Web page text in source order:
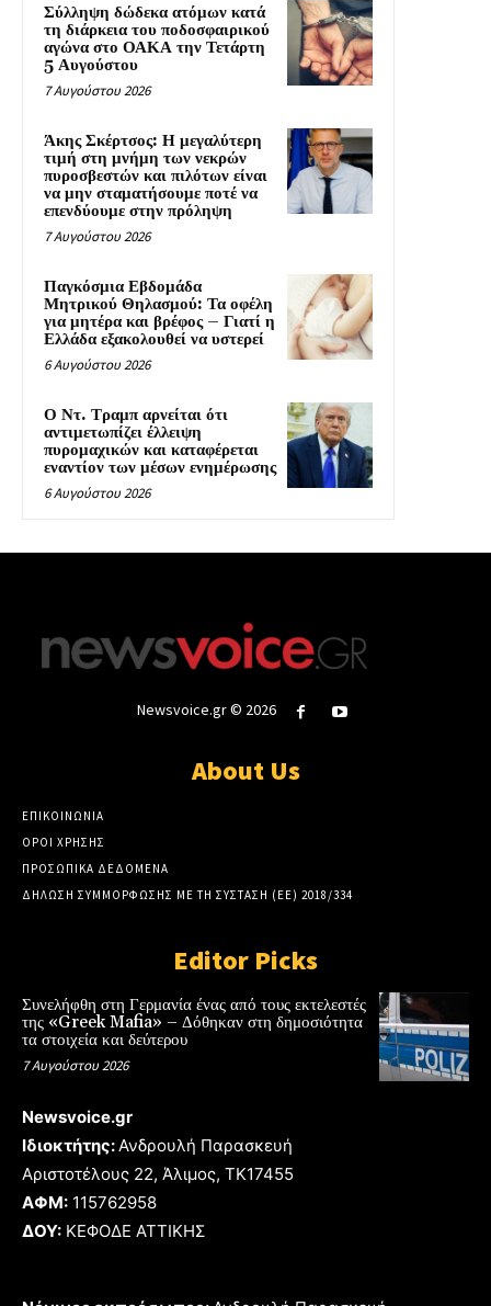
Σύλληψη δώδεκα ατόμων κατά
τη διάρκεια του ποδοσφαιρικού
αγώνα στο ΟΑΚΑ την Τετάρτη
5 Αυγούστου
7 Αυγούστου 2026
Άκης Σκέρτσος: Η μεγαλύτερη
τιμή στη μνήμη των νεκρών
πυροσβεστών και πιλότων είναι
να μην σταματήσουμε ποτέ να
επενδύουμε στην πρόληψη
7 Αυγούστου 2026
Παγκόσμια Εβδομάδα
Μητρικού Θηλασμού: Τα οφέλη
για μητέρα και βρέφος – Γιατί η
Ελλάδα εξακολουθεί να υστερεί
6 Αυγούστου 2026
Ο Ντ. Τραμπ αρνείται ότι
αντιμετωπίζει έλλειψη
πυρομαχικών και καταφέρεται
εναντίον των μέσων ενημέρωσης
6 Αυγούστου 2026
Newsvoice.gr © 2026
About Us
ΕΠΙΚΟΙΝΩΝΙΑ
ΟΡΟΙ ΧΡΗΣΗΣ
ΠΡΟΣΩΠΙΚΑ ΔΕΔΟΜΕΝΑ
ΔΗΛΩΣΗ ΣΥΜΜΟΡΦΩΣΗΣ ΜΕ ΤΗ ΣΥΣΤΑΣΗ (ΕΕ) 2018/334
Editor Picks
Συνελήφθη στη Γερμανία ένας από τους εκτελεστές
της «Greek Mafia» – Δόθηκαν στη δημοσιότητα
τα στοιχεία και δεύτερου
7 Αυγούστου 2026
Newsvoice.gr
Ιδιοκτήτης:Ανδρουλή Παρασκευή
Αριστοτέλους 22, Άλιμος, TK17455
ΑΦΜ: 115762958
ΔΟΥ: ΚΕΦΟΔΕ ΑΤΤΙΚΗΣ